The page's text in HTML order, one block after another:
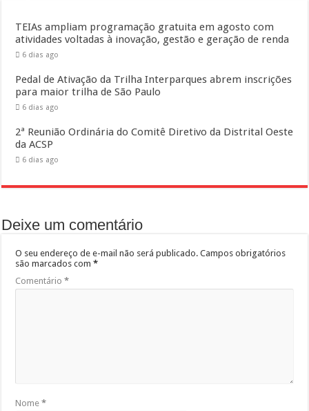
TEIAs ampliam programação gratuita em agosto com
atividades voltadas à inovação, gestão e geração de renda
6 dias ago
Pedal de Ativação da Trilha Interparques abrem inscrições
para maior trilha de São Paulo
6 dias ago
2ª Reunião Ordinária do Comitê Diretivo da Distrital Oeste
da ACSP
6 dias ago
Deixe um comentário
O seu endereço de e-mail não será publicado. Campos obrigatórios
são marcados com*
Comentário*
Nome*